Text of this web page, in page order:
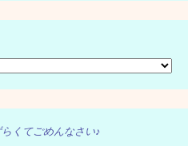
くてごめんなさい♪